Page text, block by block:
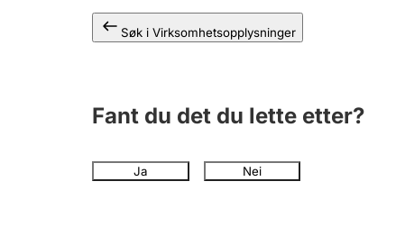
Søk i Virksomhetsopplysninger
Fant du det du lette etter?
Ja Nei